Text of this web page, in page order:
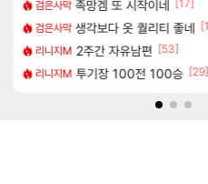
검은사막 족망겜 또 시작이네 [17]
검은사막 생각보다 옷 퀄리티 좋네
리니지M 2주간 자유남편 [53]
리니지M 투기장 100전 100승 [29]
명조 버전 콘텐츠 미리 보기 | 3.6 버전 「신기루 속 등불 그림자, 속
명조 힐러는 안나오고 [4]
여행 오사카 가족여행
[1]
여행 교토단풍(23) 은각사(銀閣